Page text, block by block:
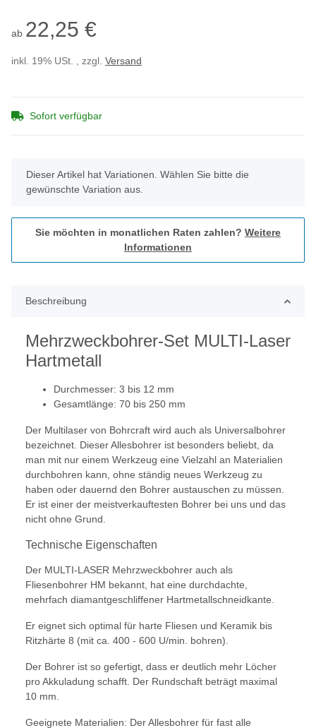
ab 22,25 €
inkl. 19% USt. , zzgl. Versand
Sofort verfügbar
x
Dieser Artikel hat Variationen. Wählen Sie bitte die
gewünschte Variation aus.
Sie möchten in monatlichen Raten zahlen? Weitere
Informationen
Beschreibung
Mehrzweckbohrer-Set MULTI-Laser
Hartmetall
Durchmesser: 3 bis 12 mm
Gesamtlänge: 70 bis 250 mm
Der Multilaser von Bohrcraft wird auch als Universalbohrer
bezeichnet. Dieser Allesbohrer ist besonders beliebt, da
man mit nur einem Werkzeug eine Vielzahl an Materialien
durchbohren kann, ohne ständig neues Werkzeug zu
haben oder dauernd den Bohrer austauschen zu müssen.
Er ist einer der meistverkauftesten Bohrer bei uns und das
nicht ohne Grund.
Technische Eigenschaften
Der MULTI-LASER Mehrzweckbohrer auch als
Fliesenbohrer HM bekannt, hat eine durchdachte,
mehrfach diamantgeschliffener Hartmetallschneidkante.
Er eignet sich optimal für harte Fliesen und Keramik bis
Ritzhärte 8 (mit ca. 400 - 600 U/min. bohren).
Der Bohrer ist so gefertigt, dass er deutlich mehr Löcher
pro Akkuladung schafft. Der Rundschaft beträgt maximal
10 mm.
Geeignete Materialien: Der Allesbohrer für fast alle